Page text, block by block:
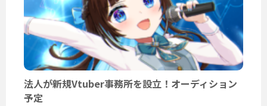
法人が新規Vtuber事務所を設立！オーディション
予定